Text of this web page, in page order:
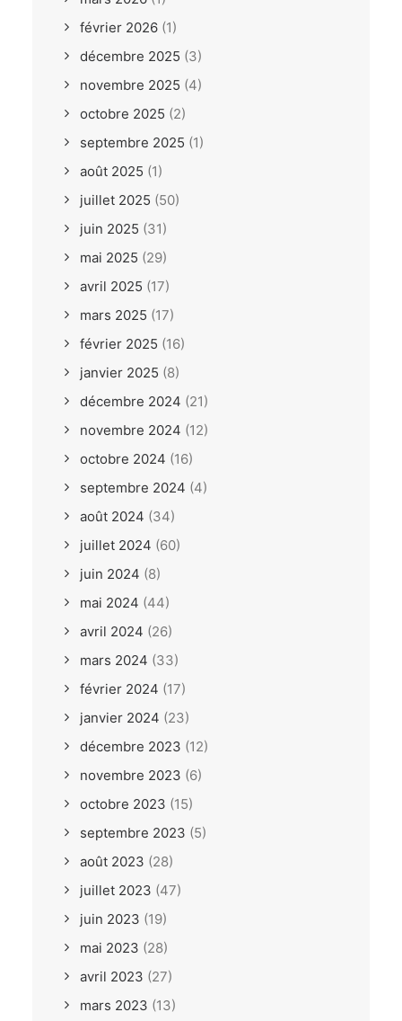
février 2026 (1)
décembre 2025 (3)
novembre 2025 (4)
octobre 2025 (2)
septembre 2025 (1)
août 2025 (1)
juillet 2025 (50)
juin 2025 (31)
mai 2025 (29)
avril 2025 (17)
mars 2025 (17)
février 2025 (16)
janvier 2025 (8)
décembre 2024 (21)
novembre 2024 (12)
octobre 2024 (16)
septembre 2024 (4)
août 2024 (34)
juillet 2024 (60)
juin 2024 (8)
mai 2024 (44)
avril 2024 (26)
mars 2024 (33)
février 2024 (17)
janvier 2024 (23)
décembre 2023 (12)
novembre 2023 (6)
octobre 2023 (15)
septembre 2023 (5)
août 2023 (28)
juillet 2023 (47)
juin 2023 (19)
mai 2023 (28)
avril 2023 (27)
mars 2023 (13)